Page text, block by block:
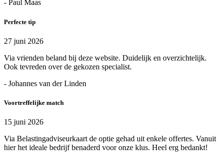
- Paul Maas
Perfecte tip
27 juni 2026
Via vrienden beland bij deze website. Duidelijk en overzichtelijk.
Ook tevreden over de gekozen specialist.
- Johannes van der Linden
Voortreffelijke match
15 juni 2026
Via Belastingadviseurkaart de optie gehad uit enkele offertes. Vanuit
hier het ideale bedrijf benaderd voor onze klus. Heel erg bedankt!